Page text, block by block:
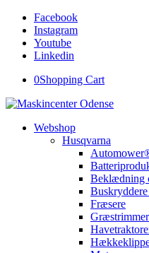
Facebook
Instagram
Youtube
Linkedin
0Shopping Cart
Webshop
Husqvarna
Beklædning
Fræsere